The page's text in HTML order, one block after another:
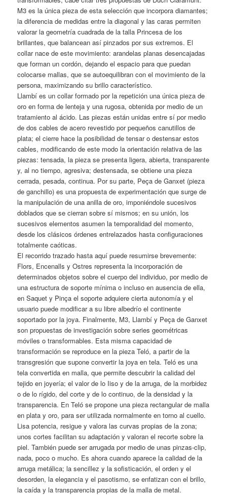
M3 es la única pieza de esta selección que incorpora diamantes;
la diferencia de medidas entre la diagonal y las caras permiten
valorar la geometría cuadrada de la talla Princesa de los
brillantes, que balancean así pinzados por sus extremos. El
collar nace de este movimiento: arandelas planas desencajadas
que forman un cordón, dejando el espacio para que puedan
colocarse mallas, que se autoequilibran con el movimiento de la
persona, maximizando su brillo característico.
Llambí es un collar formado por la repetición una única pieza de
oro en forma de lenteja y una rugosa, obtenida por medio de un
tratamiento al ácido. Las piezas están unidas entre sí por medio
de dos cables de acero revestido por pequeños canutillos de
plata; el cierre hace la posibilidad de tensar o destensar estos
cables, modificando de este modo la orientación relativa de las
piezas: tensada, la pieza se presenta ligera, abierta, transparente
y, al no tiempo, agresiva; destensada, se obtiene una pieza
cerrada, pesada, continua. Por su parte, Peça de Ganxet (pieza
de ganchillo) es una propuesta de experimentación que surge de
la manipulación de una anilla de oro, imponiéndole sucesivos
doblados que se cierran sobre sí mismos; en su unión, los
sucesivos elementos asumen la temporalidad del momento,
desde los clásicos órdenes entrelazados hasta configuraciones
totalmente caóticas.
El recorrido trazado hasta aquí puede resumirse brevemente:
Flors, Encenalls y Ostres representa la incorporación de
determinados objetos sobre el cuerpo del individuo, por medio de
una estructura de soporte mínima o incluso en ausencia de ella,
en Saquet y Pinça el soporte adquiere cierta autonomía y el
usuario puede modificar a su libre albedrío el continente
soportado por la joya. Finalmente, M3, Llambí y Peça de Ganxet
son propuestas de investigación sobre series geométricas
móviles o transformables. Esta misma capacidad de
transformación se reproduce en la pieza Teló, a partir de la
transgresión que supone convertir la joya en tela. Teló es una
tela convertida en malla, que permite descubrir la calidad del
tejido en joyería; el valor de lo Iiso y de la arruga, de la morbidez
o de lo rígido, del corte y de lo continuo, de la densidad y la
transparencia. En Teló se propone una pieza rectangular de malla
en plata y oro, para ser utilizada normalmente en torno al cuello.
Lisa potencia, resigue y valora las curvas propias de la zona;
unos cortes facilitan su adaptación y valoran el recorte sobre la
piel. También puede ser arrugada por medio de unas pinzas-clip,
nada, poco o mucho. Es ahora cuando aparece la calidad de la
arruga metálica; la sencillez y la sofisticación, el orden y el
desorden, la elegancia y el pasotismo, se enfatizan con el brillo,
la caída y la transparencia propias de la malla de metal.